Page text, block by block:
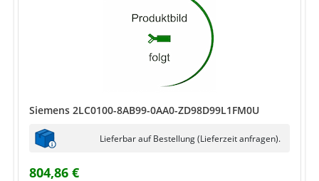
Siemens 2LC0100-8AB99-0AA0-ZD98D99L1FM0U
Lieferbar auf Bestellung (Lieferzeit anfragen).
804,86 €